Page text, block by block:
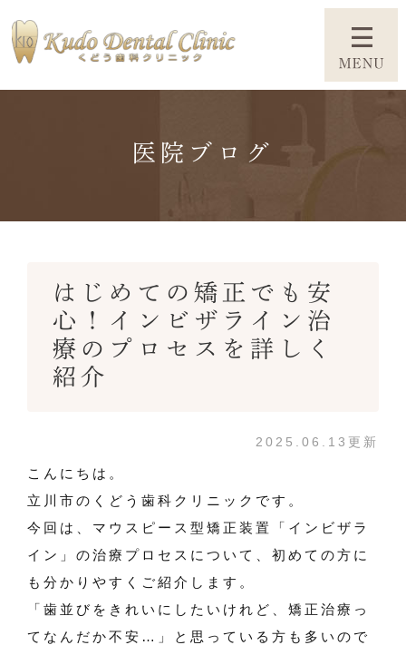
医院ブログ
はじめての矯正でも安
心！インビザライン治
療のプロセスを詳しく
紹介
2025.06.13更新
こんにちは。
立川市のくどう歯科クリニックです。
今回は、マウスピース型矯正装置「インビザラ
イン」の治療プロセスについて、初めての方に
も分かりやすくご紹介します。
「歯並びをきれいにしたいけれど、矯正治療っ
てなんだか不安…」と思っている方も多いので